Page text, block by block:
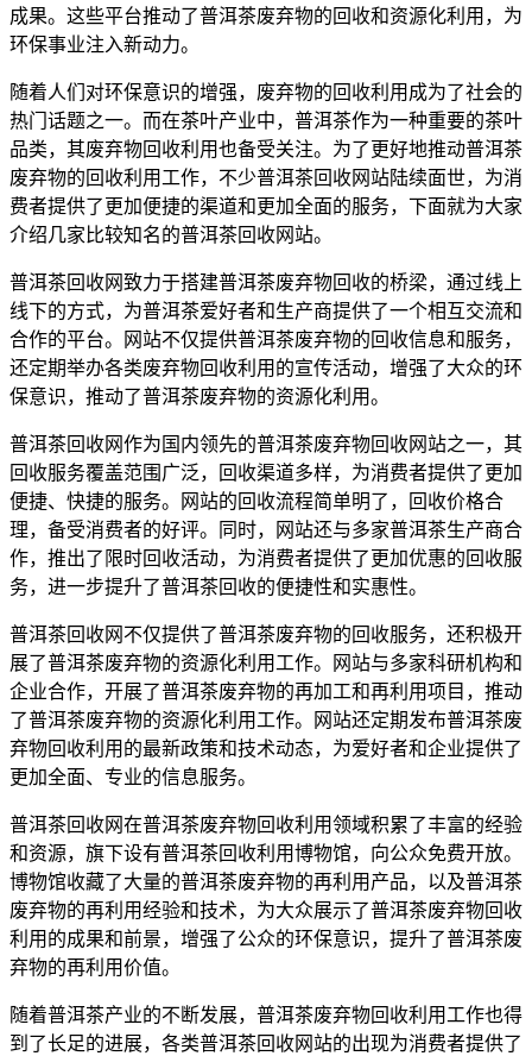
成果。这些平台推动了普洱茶废弃物的回收和资源化利用，为
环保事业注入新动力。
随着人们对环保意识的增强，废弃物的回收利用成为了社会的
热门话题之一。而在茶叶产业中，普洱茶作为一种重要的茶叶
品类，其废弃物回收利用也备受关注。为了更好地推动普洱茶
废弃物的回收利用工作，不少普洱茶回收网站陆续面世，为消
费者提供了更加便捷的渠道和更加全面的服务，下面就为大家
介绍几家比较知名的普洱茶回收网站。
普洱茶回收网致力于搭建普洱茶废弃物回收的桥梁，通过线上
线下的方式，为普洱茶爱好者和生产商提供了一个相互交流和
合作的平台。网站不仅提供普洱茶废弃物的回收信息和服务，
还定期举办各类废弃物回收利用的宣传活动，增强了大众的环
保意识，推动了普洱茶废弃物的资源化利用。
普洱茶回收网作为国内领先的普洱茶废弃物回收网站之一，其
回收服务覆盖范围广泛，回收渠道多样，为消费者提供了更加
便捷、快捷的服务。网站的回收流程简单明了，回收价格合
理，备受消费者的好评。同时，网站还与多家普洱茶生产商合
作，推出了限时回收活动，为消费者提供了更加优惠的回收服
务，进一步提升了普洱茶回收的便捷性和实惠性。
普洱茶回收网不仅提供了普洱茶废弃物的回收服务，还积极开
展了普洱茶废弃物的资源化利用工作。网站与多家科研机构和
企业合作，开展了普洱茶废弃物的再加工和再利用项目，推动
了普洱茶废弃物的资源化利用工作。网站还定期发布普洱茶废
弃物回收利用的最新政策和技术动态，为爱好者和企业提供了
更加全面、专业的信息服务。
普洱茶回收网在普洱茶废弃物回收利用领域积累了丰富的经验
和资源，旗下设有普洱茶回收利用博物馆，向公众免费开放。
博物馆收藏了大量的普洱茶废弃物的再利用产品，以及普洱茶
废弃物的再利用经验和技术，为大众展示了普洱茶废弃物回收
利用的成果和前景，增强了公众的环保意识，提升了普洱茶废
弃物的再利用价值。
随着普洱茶产业的不断发展，普洱茶废弃物回收利用工作也得
到了长足的进展，各类普洱茶回收网站的出现为消费者提供了